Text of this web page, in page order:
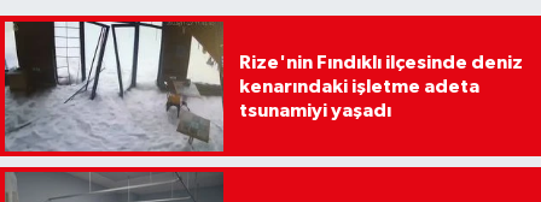
Rize'nin Fındıklı ilçesinde deniz
kenarındaki işletme adeta
tsunamiyi yaşadı